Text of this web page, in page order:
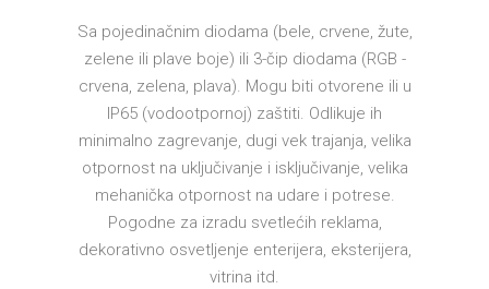
Sa pojedinačnim diodama (bele, crvene, žute,
zelene ili plave boje) ili 3-čip diodama (RGB -
crvena, zelena, plava). Mogu biti otvorene ili u
IP65 (vodootpornoj) zaštiti. Odlikuje ih
minimalno zagrevanje, dugi vek trajanja, velika
otpornost na uključivanje i isključivanje, velika
mehanička otpornost na udare i potrese.
Pogodne za izradu svetlećih reklama,
dekorativno osvetljenje enterijera, eksterijera,
vitrina itd.